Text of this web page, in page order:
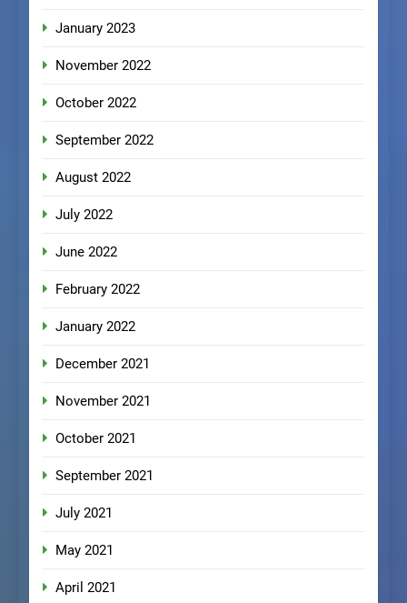
January 2023
November 2022
October 2022
September 2022
August 2022
July 2022
June 2022
February 2022
January 2022
December 2021
November 2021
October 2021
September 2021
July 2021
May 2021
April 2021